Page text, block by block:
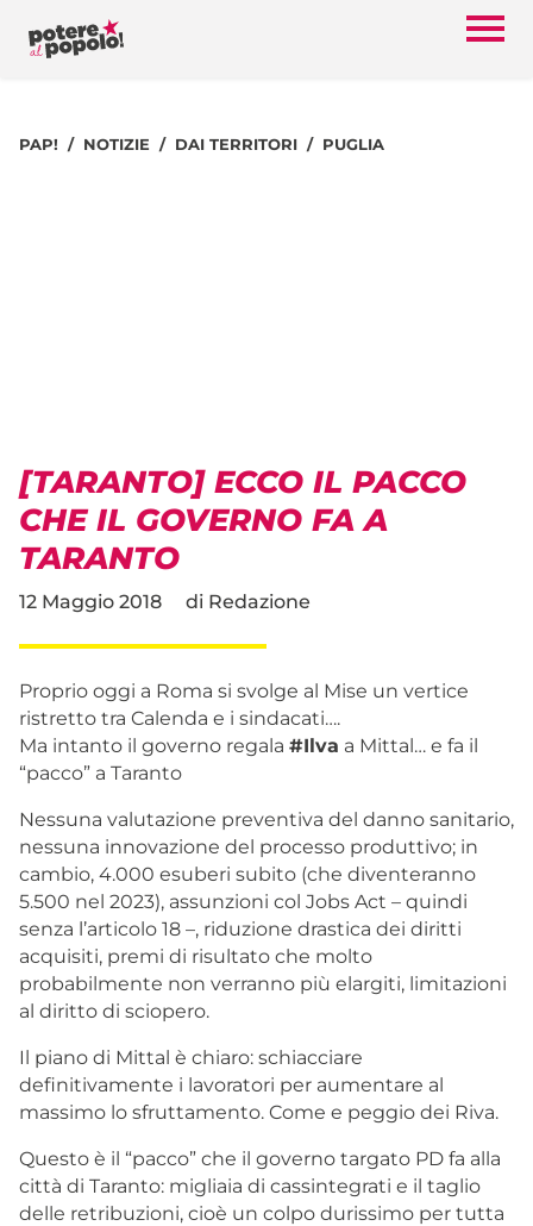
PAP! NOTIZIE DAI TERRITORI PUGLIA
[TARANTO] ECCO IL PACCO
CHE IL GOVERNO FA A
TARANTO
12 Maggio 2018 di Redazione
Proprio oggi a Roma si svolge al Mise un vertice
ristretto tra Calenda e i sindacati….
Ma intanto il governo regala #Ilva a Mittal… e fa il
“pacco” a Taranto
Nessuna valutazione preventiva del danno sanitario,
nessuna innovazione del processo produttivo; in
cambio, 4.000 esuberi subito (che diventeranno
5.500 nel 2023), assunzioni col Jobs Act – quindi
senza l’articolo 18 –, riduzione drastica dei diritti
acquisiti, premi di risultato che molto
probabilmente non verranno più elargiti, limitazioni
al diritto di sciopero.
Il piano di Mittal è chiaro: schiacciare
definitivamente i lavoratori per aumentare al
massimo lo sfruttamento. Come e peggio dei Riva.
Questo è il “pacco” che il governo targato PD fa alla
città di Taranto: migliaia di cassintegrati e il taglio
delle retribuzioni, cioè un colpo durissimo per tutta